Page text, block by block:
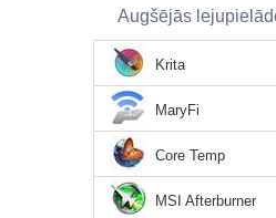
Augšējās
Krita
MaryFi
Core Temp
MSI Afterburner